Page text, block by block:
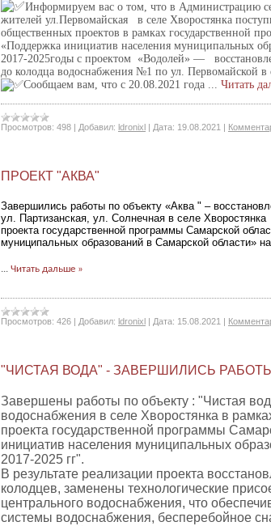
Информируем вас о том, что в Администрацию
жителей ул.Первомайская
в селе Хворостянка
общественных проектов в рамках государственной
«Поддержка инициатив населения муниципальных
2017-2025годы с проектом «Водолей» —
до колодца водоснабжения №1 по ул. Первомайской в
Сообщаем вам, что с 20.08.2021 года ... Читать
Просмотров: 498 | Добавил: ldronixl | Дата: 19.08.2021 |
ПРОЕКТ "АКВА"
Завершились работы по объекту «Аква " –
ул. Партизанская, ул. Солнечная в селе
проекта государственной программы Самарской
муниципальных образований в Самарской области»
... Читать дальше »
Просмотров: 426 | Добавил: ldronixl | Дата: 15.08.2021 |
"ЧИСТАЯ ВОДА" - ЗАВЕРШИЛИСЬ РАБОТЫ
Завершены работы по объекту : "Чистая
водоснабжения в селе Хворостянка в
проекта государственной программы
инициатив населения муниципальных
2017-2025 гг".
В результате реализации проекта
колодцев, заменены технологические
центрального водоснабжения, что
системы водоснабжения, бесперебойное